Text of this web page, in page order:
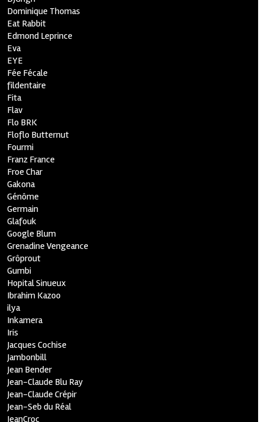
Dominique Thomas
Eat Rabbit
Edmond Leprince
Eva
EYE
Fée Fécale
fildentaire
Fita
Flav
Flo BRK
Floflo Butternut
Fourmi
Franz France
Froe Char
Gakona
Génôme
Germain
Glafouk
Google Blum
Grenadine Vengeance
Grôprout
Gumbi
Hopital Sinueux
Ibrahim Kazoo
ilya
Inkamera
Iris
Jacques Cochise
Jambonbill
Jean Bender
Jean-Claude Blu Ray
Jean-Claude Crépir
Jean-Seb du Réal
JeanCroc